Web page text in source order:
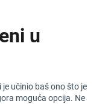
u
je učinio baš ono što je
moguća opcija. Ne